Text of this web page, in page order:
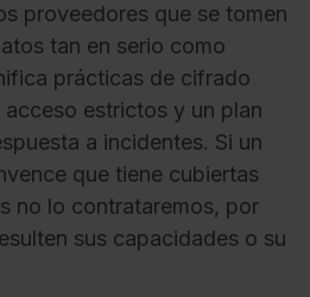
proveedores que se tomen
tan en serio como
prácticas de cifrado
estrictos y un plan
a incidentes. Si un
que tiene cubiertas
no lo contrataremos, por
sus capacidades o su